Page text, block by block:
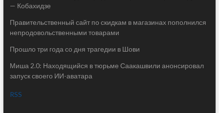
— Кобахидзе
Правительственный сайт по скидкам в магазинах пополнился
непродовольственными товарами
Прошло три года со дня трагедии в Шови
Миша 2.0: Находящийся в тюрьме Саакашвили анонсировал
запуск своего ИИ-аватара
RSS